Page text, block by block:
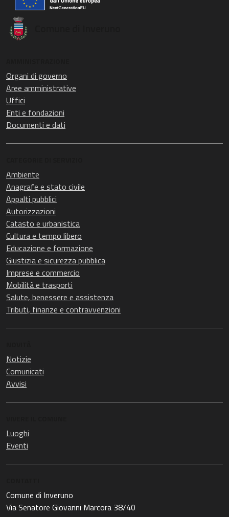
Organi di governo
Aree amministrative
Uffici
Enti e fondazioni
Documenti e dati
Ambiente
Anagrafe e stato civile
Appalti pubblici
Autorizzazioni
Catasto e urbanistica
Cultura e tempo libero
Educazione e formazione
Giustizia e sicurezza pubblica
Imprese e commercio
Mobilità e trasporti
Salute, benessere e assistenza
Tributi, finanze e contravvenzioni
Notizie
Comunicati
Avvisi
Luoghi
Eventi
Comune di Inveruno
Via Senatore Giovanni Marcora 38/40